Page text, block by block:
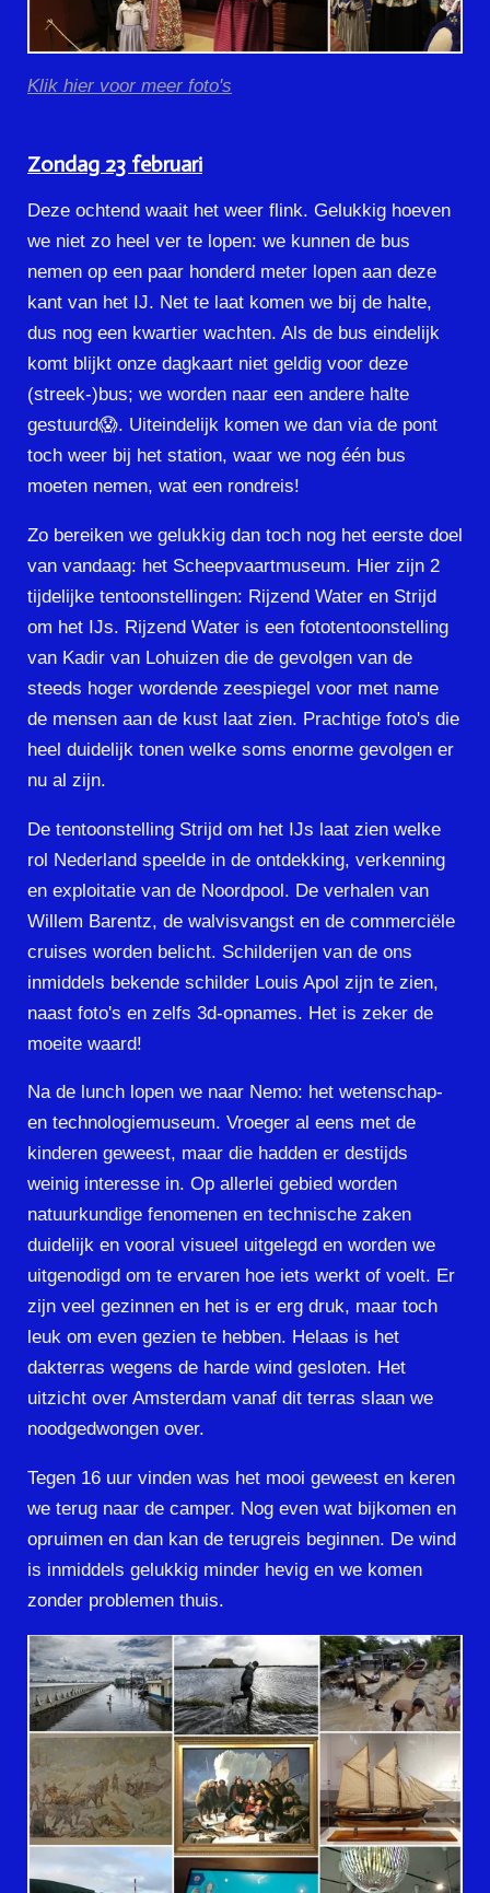
Klik hier voor meer foto's
Zondag 23 februari
Deze ochtend waait het weer flink. Gelukkig hoeven
we niet zo heel ver te lopen: we kunnen de bus
nemen op een paar honderd meter lopen aan deze
kant van het IJ. Net te laat komen we bij de halte,
dus nog een kwartier wachten. Als de bus eindelijk
komt blijkt onze dagkaart niet geldig voor deze
(streek-)bus; we worden naar een andere halte
gestuurd😱. Uiteindelijk komen we dan via de pont
toch weer bij het station, waar we nog één bus
moeten nemen, wat een rondreis!
Zo bereiken we gelukkig dan toch nog het eerste doel
van vandaag: het Scheepvaartmuseum. Hier zijn 2
tijdelijke tentoonstellingen: Rijzend Water en Strijd
om het IJs. Rijzend Water is een fototentoonstelling
van Kadir van Lohuizen die de gevolgen van de
steeds hoger wordende zeespiegel voor met name
de mensen aan de kust laat zien. Prachtige foto's die
heel duidelijk tonen welke soms enorme gevolgen er
nu al zijn.
De tentoonstelling Strijd om het IJs laat zien welke
rol Nederland speelde in de ontdekking, verkenning
en exploitatie van de Noordpool. De verhalen van
Willem Barentz, de walvisvangst en de commerciële
cruises worden belicht. Schilderijen van de ons
inmiddels bekende schilder Louis Apol zijn te zien,
naast foto's en zelfs 3d-opnames. Het is zeker de
moeite waard!
Na de lunch lopen we naar Nemo: het wetenschap-
en technologiemuseum. Vroeger al eens met de
kinderen geweest, maar die hadden er destijds
weinig interesse in. Op allerlei gebied worden
natuurkundige fenomenen en technische zaken
duidelijk en vooral visueel uitgelegd en worden we
uitgenodigd om te ervaren hoe iets werkt of voelt. Er
zijn veel gezinnen en het is er erg druk, maar toch
leuk om even gezien te hebben. Helaas is het
dakterras wegens de harde wind gesloten. Het
uitzicht over Amsterdam vanaf dit terras slaan we
noodgedwongen over.
Tegen 16 uur vinden was het mooi geweest en keren
we terug naar de camper. Nog even wat bijkomen en
opruimen en dan kan de terugreis beginnen. De wind
is inmiddels gelukkig minder hevig en we komen
zonder problemen thuis.